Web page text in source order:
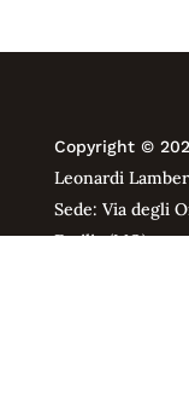
Copyright ©
Leonardi
Sede: Via degli
Emilia (MO)